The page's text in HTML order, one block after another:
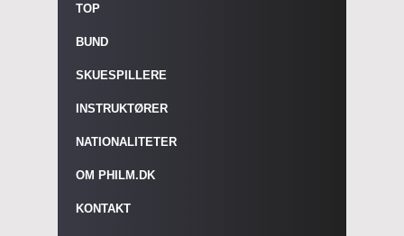
TOP
BUND
SKUESPILLERE
INSTRUKTØRER
NATIONALITETER
OM PHILM.DK
KONTAKT